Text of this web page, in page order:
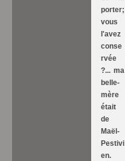
porter;
vous
l'avez
conse
rvée
?... ma
belle-
mère
était
de
Maël-
Pestivi
en.